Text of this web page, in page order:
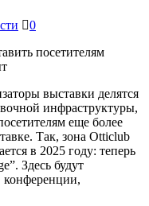
0
посетителям
выставки делятся
инфраструктуры,
еще более
Так, зона Otticlub
в 2025 году: теперь
Здесь будут
конференции,